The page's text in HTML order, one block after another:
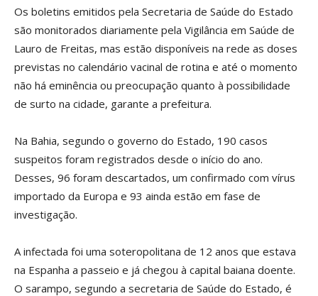
Os boletins emitidos pela Secretaria de Saúde do Estado
são monitorados diariamente pela Vigilância em Saúde de
Lauro de Freitas, mas estão disponíveis na rede as doses
previstas no calendário vacinal de rotina e até o momento
não há eminência ou preocupação quanto à possibilidade
de surto na cidade, garante a prefeitura.
Na Bahia, segundo o governo do Estado, 190 casos
suspeitos foram registrados desde o início do ano.
Desses, 96 foram descartados, um confirmado com vírus
importado da Europa e 93 ainda estão em fase de
investigação.
A infectada foi uma soteropolitana de 12 anos que estava
na Espanha a passeio e já chegou à capital baiana doente.
O sarampo, segundo a secretaria de Saúde do Estado, é